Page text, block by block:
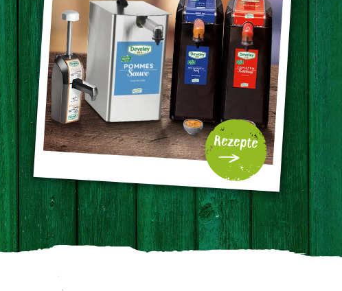
Rezepte